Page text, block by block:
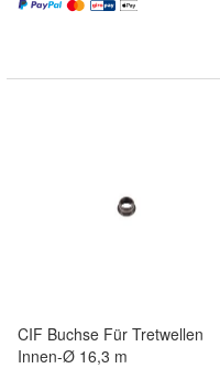
CIF Buchse Für Tretwellen
Innen-Ø 16,3 m